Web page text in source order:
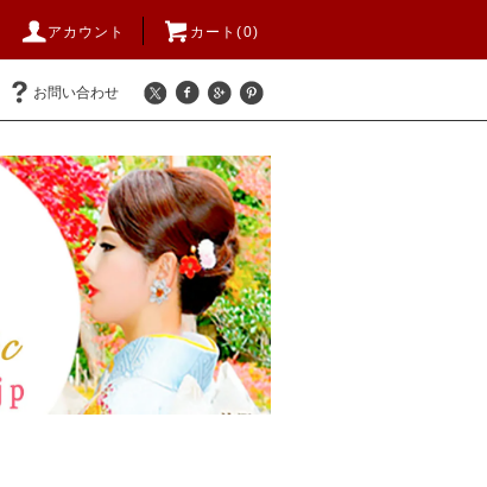
アカウント カート(0)
お問い合わせ